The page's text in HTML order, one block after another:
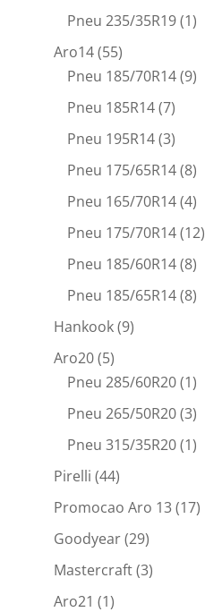
Pneu 235/35R19(1)
Aro14(55)
Pneu 185/70R14(9)
Pneu 185R14(7)
Pneu 195R14(3)
Pneu 175/65R14(8)
Pneu 165/70R14(4)
Pneu 175/70R14(12)
Pneu 185/60R14(8)
Pneu 185/65R14(8)
Hankook(9)
Aro20(5)
Pneu 285/60R20(1)
Pneu 265/50R20(3)
Pneu 315/35R20(1)
Pirelli (44)
Promocao Aro 13(17)
Goodyear(29)
Mastercraft(3)
Aro21 (1)